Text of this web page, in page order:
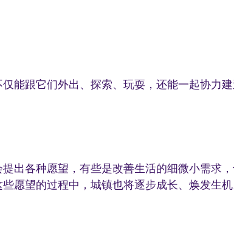
能跟它们外出、探索、玩耍，还能一起协力
出各种愿望，有些是改善生活的细微小需求
愿望的过程中，城镇也将逐步成长、焕发生机